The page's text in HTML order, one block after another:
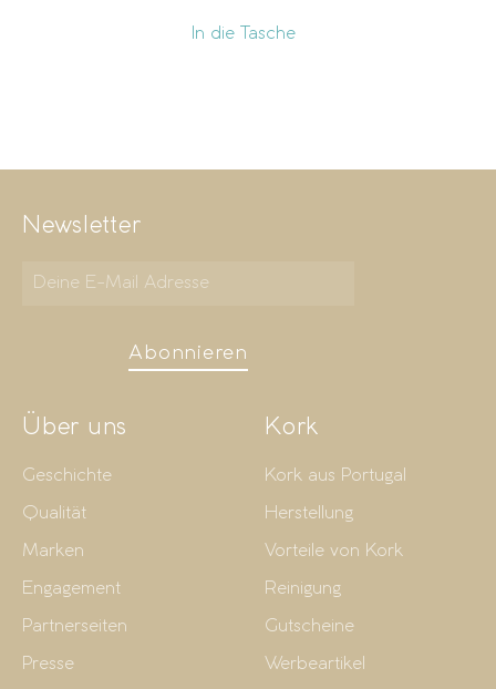
In die Tasche
Newsletter
Abonnieren
Über uns
Geschichte
Qualität
Marken
Engagement
Partnerseiten
Presse
Kork
Kork aus Portugal
Herstellung
Vorteile von Kork
Reinigung
Gutscheine
Werbeartikel